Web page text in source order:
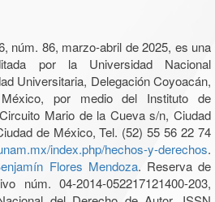
núm. 86, marzo-abril de 2025, es una
por la Universidad Nacional
Universitaria, Delegación Coyoacán,
por medio del Instituto de
Mario de la Cueva s/n, Ciudad
de México, Tel. (52) 55 56 22 74
index.php/hechos-y-derechos.
Flores Mendoza. Reserva de
núm. 04-2014-052217121400-203,